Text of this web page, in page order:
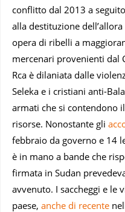
conflitto dal 2013 a
alla destituzione
opera di ribelli a
mercenari provenienti dal
Rca è dilaniata dalle
Seleka e i cristiani anti-
armati che si contendono
risorse. Nonostante gli
febbraio da governo e 14
è in mano a bande che
firmata in Sudan
avvenuto. I saccheggi e le
paese, anche di recente